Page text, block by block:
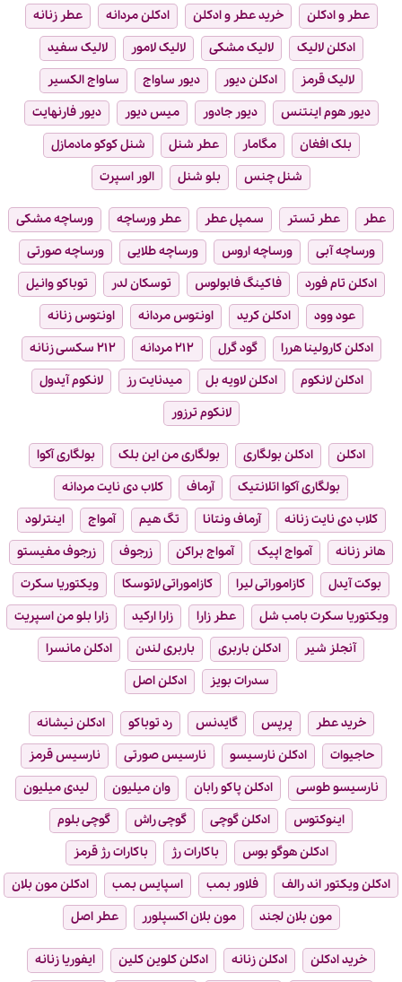
عطر و ادکلن خرید عطر و ادکلن ادکلن مردانه
عطر زنانه
ادکلن لالیک
لالیک مشکی لالیک لامور
لالیک سفید
لالیک قرمز
ادکلن دیور دیور ساواج
ساواج الکسیر
دیور هوم اینتنس
دیور جادور میس دیور
دیور فارنهایت
بلک افغان
مگامار عطر شنل
شنل کوکو مادمازل
شنل چنس
بلو شنل الور اسپرت
عطر عطر تستر سمپل عطر عطر ورساچه
ورساچه مشکی
ورساچه آبی
ورساچه اروس ورساچه طلایی
ورساچه صورتی
ادکلن تام فورد
فاکینگ فابولوس توسکان لدر
توباکو وانیل
عود وود
ادکلن کرید اونتوس مردانه
اونتوس زنانه
ادکلن کارولینا هررا
گود گرل ۲۱۲ مردانه
۲۱۲ سکسی زنانه
ادکلن لانکوم
ادکلن لاویه بل میدنایت رز
لانکوم آیدول
لانکوم ترزور
ادکلن ادکلن بولگاری بولگاری من این بلک
بولگاری آکوا
بولگاری آکوا اتلانتیک
آرماف
کلاب دی نایت مردانه
کلاب دی نایت زنانه
آرماف ونتانا تگ هیم آمواج
اینترلود
هانر زنانه
آمواج اپیک آمواج براکن زرجوف
زرجوف مفیستو
بوکت آیدل
کازاموراتی لیرا کازاموراتی لاتوسکا
ویکتوریا سکرت
ویکتوریا سکرت بامب شل
عطر زارا زارا ارکید
زارا بلو من اسپریت
آنجلز شیر
ادکلن باربری باربری لندن
ادکلن مانسرا
سدرات بویز
ادکلن اصل
خرید عطر پرپس گایدنس رد توباکو
ادکلن نیشانه
حاجیوات
ادکلن نارسیسو نارسیس صورتی
نارسیس قرمز
نارسیسو طوسی
ادکلن پاکو رابان وان میلیون
لیدی میلیون
اینوکتوس
ادکلن گوچی گوچی راش
گوچی بلوم
ادکلن هوگو بوس
باکارات رژ
باکارات رژ قرمز
ادکلن ویکتور اند رالف
فلاور بمب اسپایس بمب
ادکلن مون بلان
مون بلان لجند
مون بلان اکسپلورر عطر اصل
خرید ادکلن ادکلن زنانه ادکلن کلوین کلین
ایفوریا زنانه